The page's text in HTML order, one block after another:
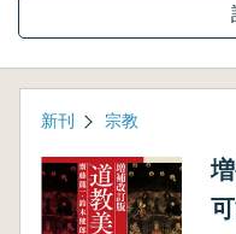
新刊 宗教